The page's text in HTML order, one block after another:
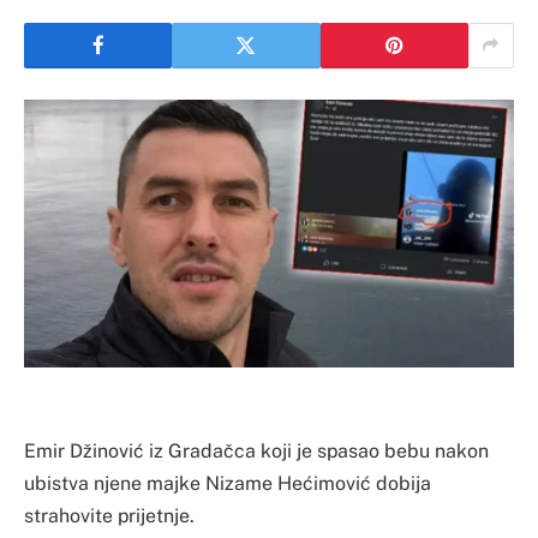
Emir Džinović iz Gradačca koji je spasao bebu nakon
ubistva njene majke Nizame Hećimović dobija
strahovite prijetnje.